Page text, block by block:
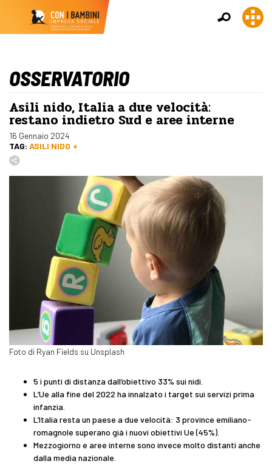
OSSERVATORIO
Asili nido, Italia a due velocità:
restano indietro Sud e aree interne
16 Gennaio 2024
TAG: ASILI NIDO
Foto di Ryan Fields su Unsplash
5 i punti di distanza dall’obiettivo 33% sui nidi.
L’Ue alla fine del 2022 ha innalzato i target sui servizi prima
infanzia.
L’Italia resta un paese a due velocità: 3 province emiliano-
romagnole superano già i nuovi obiettivi Ue (45%).
Mezzogiorno e aree interne sono invece molto distanti anche
dalla media nazionale.